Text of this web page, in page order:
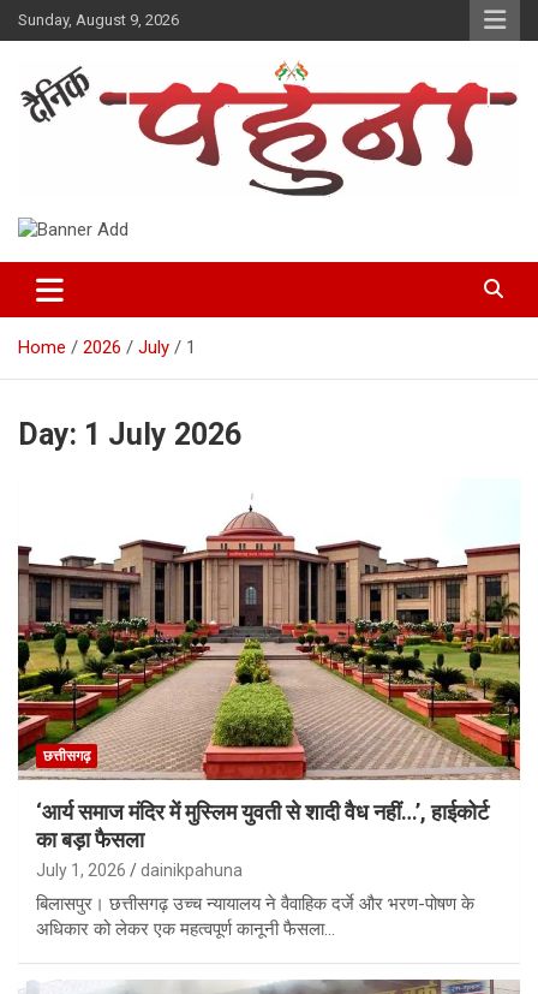
Skip
to
Sunday, August 9, 2026
Dainik Pahuna
Home 2026 July 1
Day: 1 July 2026
छत्तीसगढ़
‘आर्य समाज मंदिर में मुस्लिम युवती से शादी वैध नहीं…’, हाईकोर्ट
का बड़ा फैसला
July 1, 2026 dainikpahuna
बिलासपुर। छत्तीसगढ़ उच्च न्यायालय ने वैवाहिक दर्जे और भरण-पोषण के
अधिकार को लेकर एक महत्वपूर्ण कानूनी फैसला…